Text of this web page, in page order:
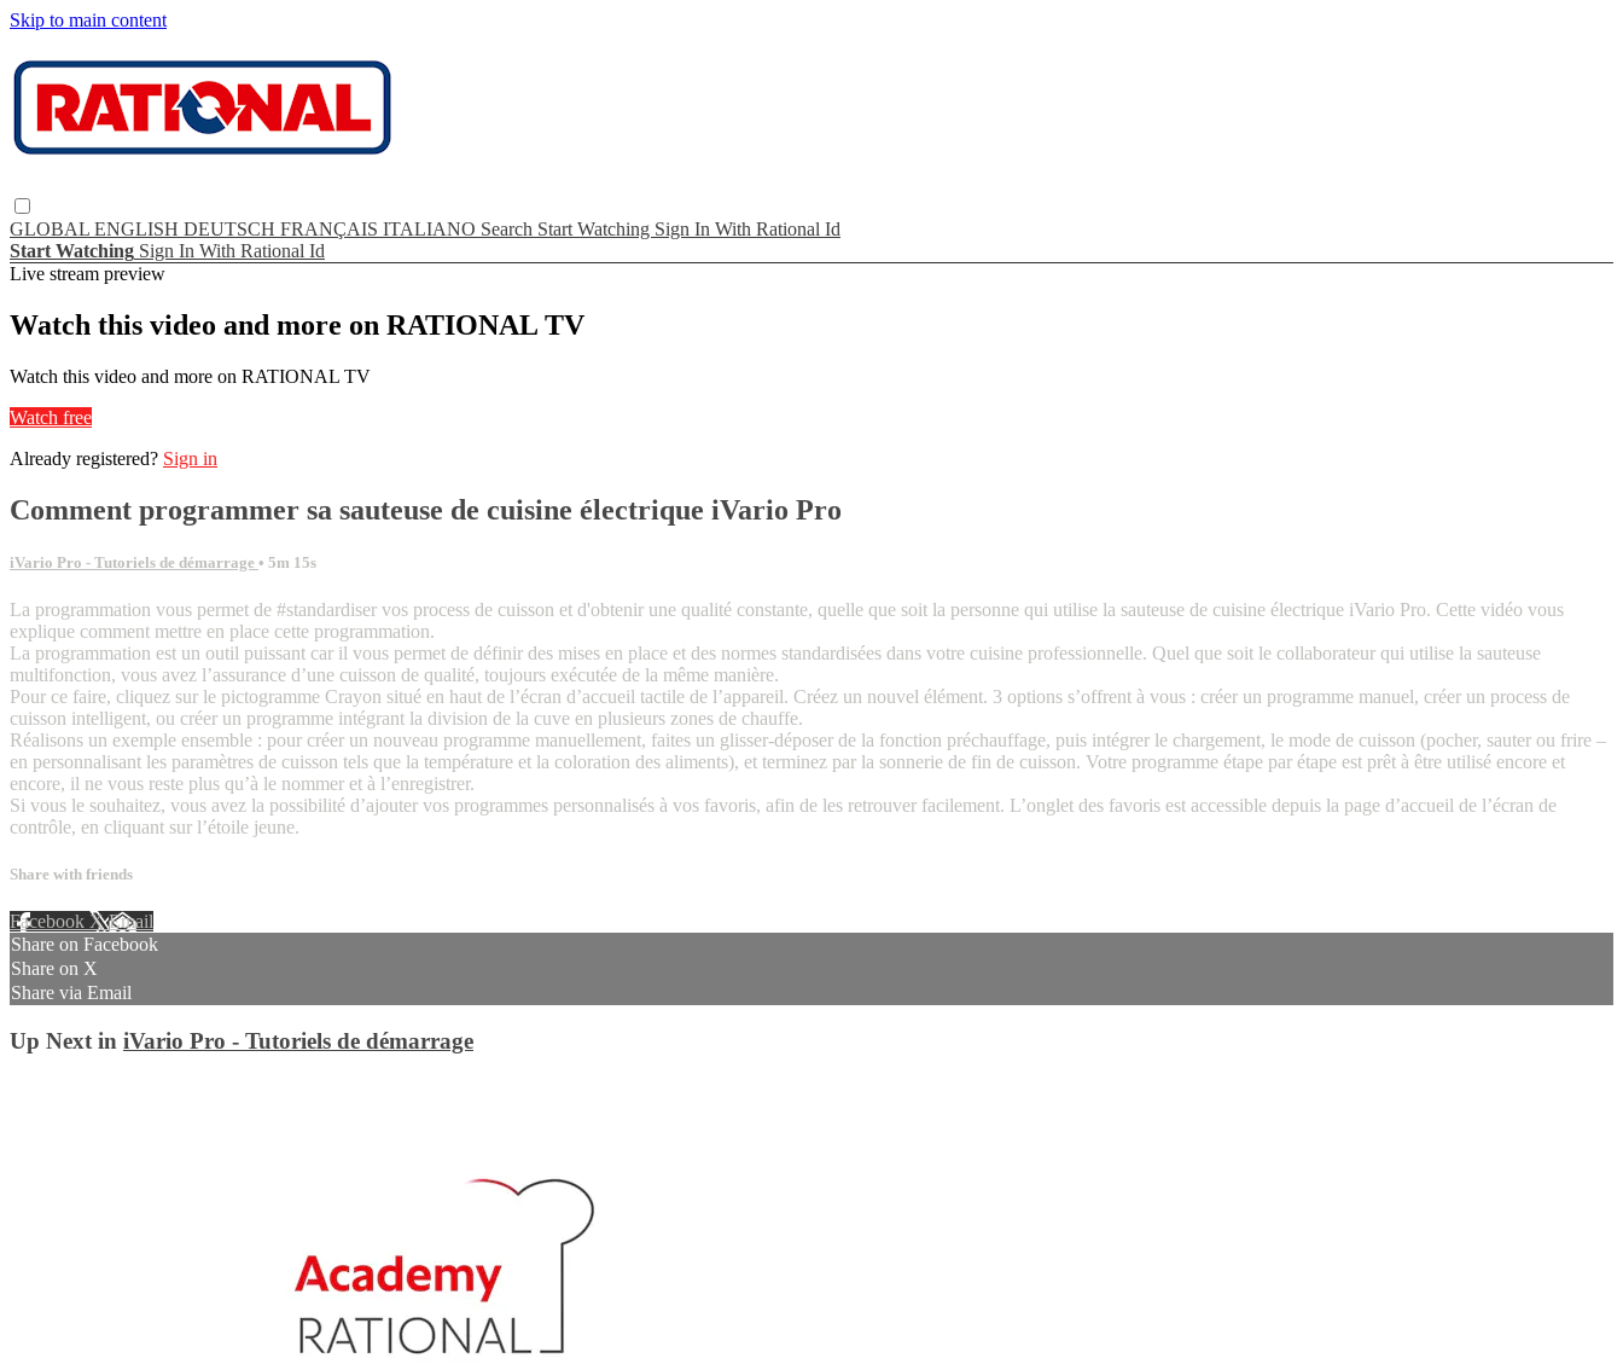
Skip to main content
GLOBAL ENGLISH DEUTSCH FRANÇAIS ITALIANO Search Start Watching Sign In With Rational Id
Start Watching Sign In With Rational Id
Live stream preview
Watch this video and more on RATIONAL TV
Watch this video and more on RATIONAL TV
Watch free
Already registered? Sign in
Comment programmer sa sauteuse de cuisine électrique iVario Pro
iVario Pro - Tutoriels de démarrage • 5m 15s
La programmation vous permet de #standardiser vos process de cuisson et d'obtenir une qualité constante, quelle que soit la personne qui utilise la sauteuse de cuisine électrique iVario Pro. Cette vidéo vous
explique comment mettre en place cette programmation.
La programmation est un outil puissant car il vous permet de définir des mises en place et des normes standardisées dans votre cuisine professionnelle. Quel que soit le collaborateur qui utilise la sauteuse
multifonction, vous avez l’assurance d’une cuisson de qualité, toujours exécutée de la même manière.
Pour ce faire, cliquez sur le pictogramme Crayon situé en haut de l’écran d’accueil tactile de l’appareil. Créez un nouvel élément. 3 options s’offrent à vous : créer un programme manuel, créer un process de
cuisson intelligent, ou créer un programme intégrant la division de la cuve en plusieurs zones de chauffe.
Réalisons un exemple ensemble : pour créer un nouveau programme manuellement, faites un glisser-déposer de la fonction préchauffage, puis intégrer le chargement, le mode de cuisson (pocher, sauter ou frire –
en personnalisant les paramètres de cuisson tels que la température et la coloration des aliments), et terminez par la sonnerie de fin de cuisson. Votre programme étape par étape est prêt à être utilisé encore et
encore, il ne vous reste plus qu’à le nommer et à l’enregistrer.
Si vous le souhaitez, vous avez la possibilité d’ajouter vos programmes personnalisés à vos favoris, afin de les retrouver facilement. L’onglet des favoris est accessible depuis la page d’accueil de l’écran de
contrôle, en cliquant sur l’étoile jeune.
Share with friends
Facebook XEmail
Share on Facebook
Share on X
Share via Email
Up Next in iVario Pro - Tutoriels de démarrage